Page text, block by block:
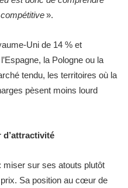
».
Uni de 14 % et
la Pologne ou la
tendu, les territoires où la
pèsent moins lourd
d’attractivité
miser sur ses atouts plutôt
Sa position au cœur de